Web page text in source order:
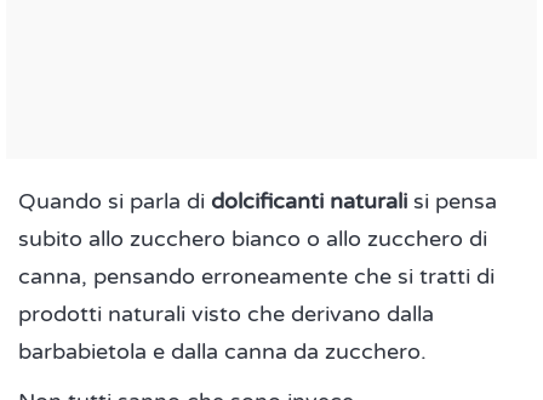
Quando si parla di dolcificanti naturali si pensa
subito allo zucchero bianco o allo zucchero di
canna, pensando erroneamente che si tratti di
prodotti naturali visto che derivano dalla
barbabietola e dalla canna da zucchero.